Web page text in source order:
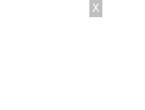
X